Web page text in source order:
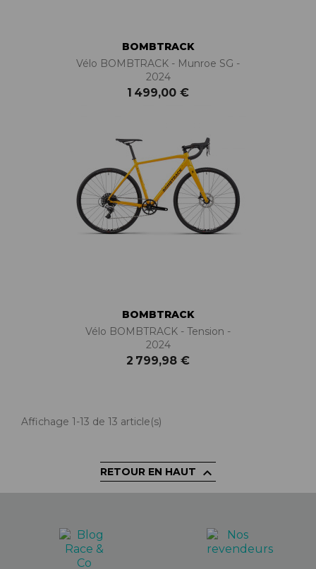
BOMBTRACK
Vélo BOMBTRACK - Munroe SG -
2024
1 499,00 €
BOMBTRACK
Vélo BOMBTRACK - Tension -
2024
2 799,98 €
Affichage 1-13 de 13 article(s)
RETOUR EN HAUT 